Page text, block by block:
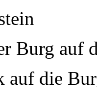
Burg auf
auf die